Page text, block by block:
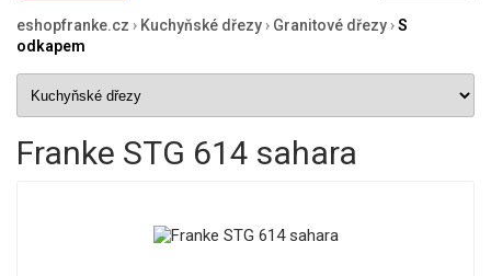
eshopfranke.cz › Kuchyňské dřezy› Granitové dřezy›S
odkapem
Franke STG 614 sahara